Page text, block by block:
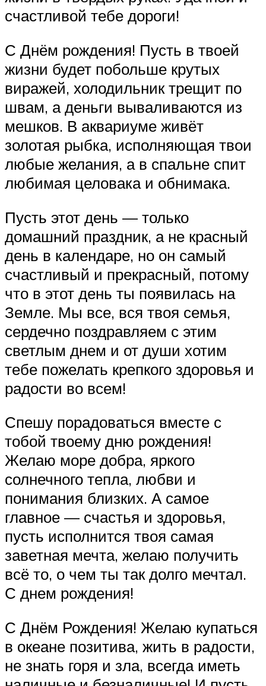
счастливой тебе дороги!
С Днём рождения! Пусть в твоей
жизни будет побольше крутых
виражей, холодильник трещит по
швам, а деньги вываливаются из
мешков. В аквариуме живёт
золотая рыбка, исполняющая твои
любые желания, а в спальне спит
любимая целовака и обнимака.
Пусть этот день — только
домашний праздник, а не красный
день в календаре, но он самый
счастливый и прекрасный, потому
что в этот день ты появилась на
Земле. Мы все, вся твоя семья,
сердечно поздравляем с этим
светлым днем и от души хотим
тебе пожелать крепкого здоровья и
радости во всем!
Спешу порадоваться вместе с
тобой твоему дню рождения!
Желаю море добра, яркого
солнечного тепла, любви и
понимания близких. А самое
главное — счастья и здоровья,
пусть исполнится твоя самая
заветная мечта, желаю получить
всё то, о чем ты так долго мечтал.
С днем рождения!
С Днём Рождения! Желаю купаться
в океане позитива, жить в радости,
не знать горя и зла, всегда иметь